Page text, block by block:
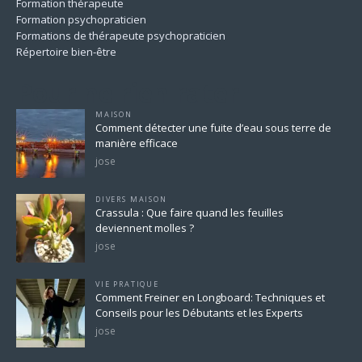
Formation thérapeute
Formation psychopraticien
Formations de thérapeute psychopraticien
Répertoire bien-être
MAISON
Comment détecter une fuite d’eau sous terre de
manière efficace
jose
DIVERS MAISON
Crassula : Que faire quand les feuilles
deviennent molles ?
jose
VIE PRATIQUE
Comment Freiner en Longboard: Techniques et
Conseils pour les Débutants et les Experts
jose